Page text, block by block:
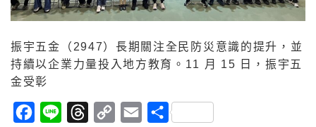
振宇五金（2947）長期關注全民防災意識的提升，並
持續以企業力量投入地方教育。11 月 15 日，振宇五
金受彰
Facebook
Line Threads
Copy Email分